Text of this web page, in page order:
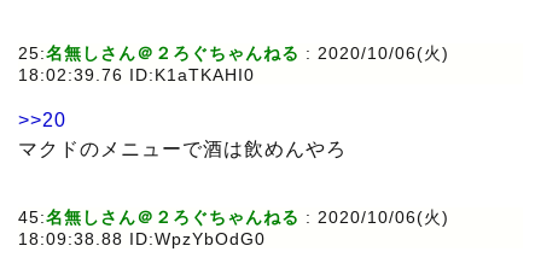
25:名無しさん＠２ろぐちゃんねる : 2020/10/06(火)
18:02:39.76 ID:K1aTKAHI0
>>20
マクドのメニューで酒は飲めんやろ
45:名無しさん＠２ろぐちゃんねる : 2020/10/06(火)
18:09:38.88 ID:WpzYbOdG0